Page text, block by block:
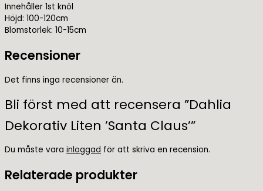
Innehåller 1st knöl
Höjd: 100-120cm
Blomstorlek: 10-15cm
Recensioner
Det finns inga recensioner än.
Bli först med att recensera ”Dahlia
Dekorativ Liten ’Santa Claus’”
Du måste vara inloggad för att skriva en recension.
Relaterade produkter